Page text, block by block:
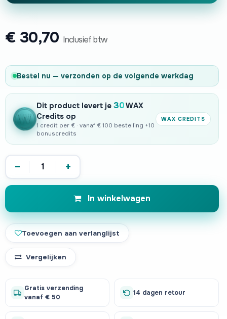
€ 30,70 Inclusief btw
Bestel nu — verzonden op de volgende werkdag
Dit product levert je 30WAX
Credits op
1 credit per € · vanaf € 100 bestelling +10
bonuscredits
WAX CREDITS
− +
In winkelwagen
Toevoegen aan verlanglijst
Vergelijken
Gratis verzending
vanaf € 50
14 dagen retour